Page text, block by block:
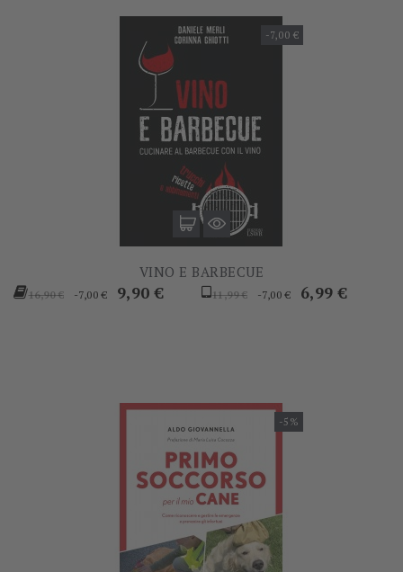
-7,00 €
VINO E BARBECUE
Prezzo
16,90 € -7,00 € Prezzo
9,90 €
Prezzo
11,99 € -7,00 € Prezzo
6,99 €
-5%